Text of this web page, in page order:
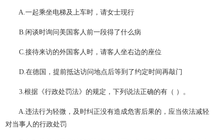
A.一起乘坐电梯及上车时，请女士现行
B.闲谈时询问美国客人前一段得了什么病
C.接待来访的外国客人时，请客人坐右边的座位
D.在德国，提前抵达访问地点后等到了约定时间再敲门
3.根据《行政处罚法》的规定，下列说法正确的有（ ）。
A.违法行为轻微，及时纠正没有造成危害后果的，应当依法减轻
对当事人的行政处罚